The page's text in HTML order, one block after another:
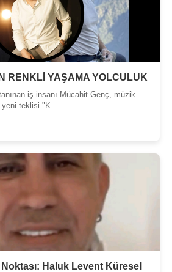
RENKLİ YAŞAMA YOLCULUK
iş insanı Mücahit Genç, müzik
yeni teklisi "K...
Haluk Levent Küresel